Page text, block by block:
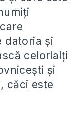
datoria și
celorlalți
și
căci este